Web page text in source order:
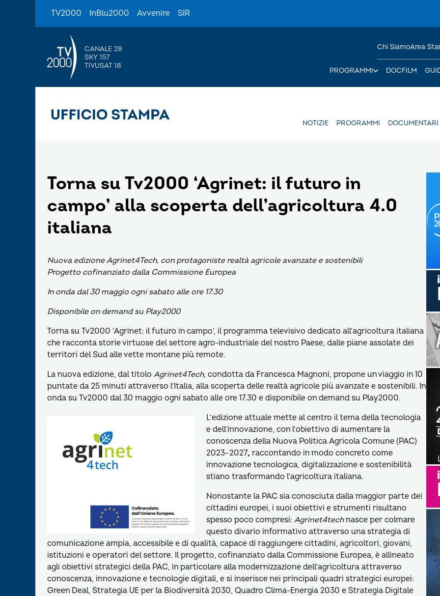
TV2000 InBlu2000 Avvenire SIR
CANALE 28
SKY 157
TIVUSAT 18
PROGRAMMI DOCFILM
Chi SiamoArea
NOTIZIE PROGRAMMI DOCUMENTARI
Torna su Tv2000 ‘Agrinet: il futuro in
campo’ alla scoperta dell’agricoltura 4.0
italiana
Nuova edizione Agrinet4Tech, con protagoniste realtà agricole avanzate e sostenibili
Progetto cofinanziato dalla Commissione Europea
In onda dal 30 maggio ogni sabato alle ore 17.30
Disponibile on demand su Play2000
Torna su Tv2000 ‘Agrinet: il futuro in campo’, il programma televisivo dedicato all’agricoltura italiana
che racconta storie virtuose del settore agro-industriale del nostro Paese, dalle piane assolate dei
territori del Sud alle vette montane più remote.
La nuova edizione, dal titolo Agrinet4Tech, condotta da Francesca Magnoni, propone un viaggio in 10
puntate da 25 minuti attraverso l’Italia, alla scoperta delle realtà agricole più avanzate e sostenibili. In
onda su Tv2000 dal 30 maggio ogni sabato alle ore 17.30 e disponibile on demand su Play2000.
L’edizione attuale mette al centro il tema della tecnologia
e dell’innovazione, con l’obiettivo di aumentare la
conoscenza della Nuova Politica Agricola Comune (PAC)
2023–2027, raccontando in modo concreto come
innovazione tecnologica, digitalizzazione e sostenibilità
stiano trasformando l’agricoltura italiana.
Nonostante la PAC sia conosciuta dalla maggior parte dei
cittadini europei, i suoi obiettivi e strumenti risultano
spesso poco compresi: Agrinet4technasce per colmare
questo divario informativo attraverso una strategia di
comunicazione ampia, accessibile e di qualità, capace di raggiungere cittadini, agricoltori, giovani,
istituzioni e operatori del settore. Il progetto, cofinanziato dalla Commissione Europea, è allineato
agli obiettivi strategici della PAC, in particolare alla modernizzazione dell’agricoltura attraverso
conoscenza, innovazione e tecnologie digitali, e si inserisce nei principali quadri strategici europei:
Green Deal, Strategia UE per la Biodiversità 2030, Quadro Clima-Energia 2030 e Strategia Digitale